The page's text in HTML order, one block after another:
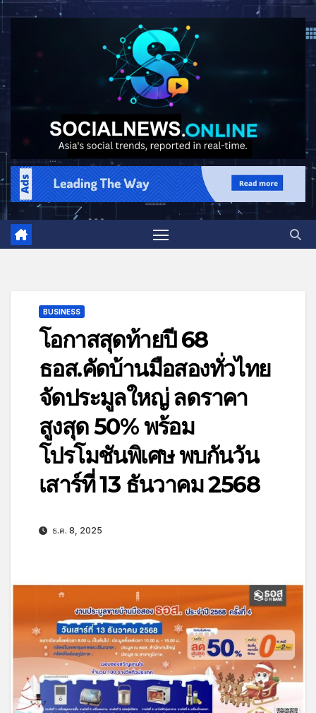
BUSINESS
โอกาสสุดท้ายปี 68
ธอส.คัดบ้านมือสองทั่วไทย
จัดประมูลใหญ่ ลดราคา
สูงสุด 50% พร้อม
โปรโมชันพิเศษ พบกันวัน
เสาร์ที่ 13 ธันวาคม 2568
ธ.ค. 8, 2025